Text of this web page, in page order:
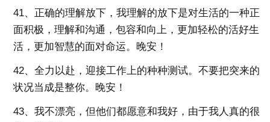
41、正确的理解放下，我理解的放下是对生活的一种正
面积极，理解和沟通，包容和向上，更加轻松的活好生
活，更加智慧的面对命运。晚安！
42、全力以赴，迎接工作上的种种测试。不要把突来的
状况当成是整你。晚安！
43、我不漂亮，但他们都愿意和我好，由于我人真的很